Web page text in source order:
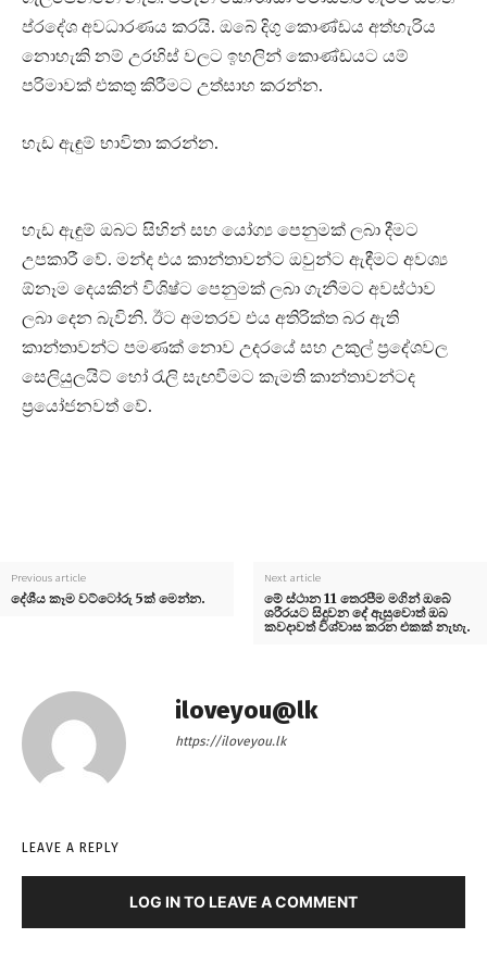
ප්රදේශ අවධාරණය කරයි. ඔබේ දිගු කොණ්ඩය අත්හැරිය
නොහැකි නම් උරහිස් වලට ඉහලින් කොණ්ඩයට යම්
පරිමාවක් එකතු කිරීමට උත්සාහ කරන්න.
හැඩ ඇඳුම් භාවිතා කරන්න.
හැඩ ඇඳුම් ඔබට සිහින් සහ යෝග්‍ය පෙනුමක් ලබා දීමට
උපකාරී වේ. මන්ද එය කාන්තාවන්ට ඔවුන්ට ඇඳීමට අවශ්‍ය
ඕනෑම දෙයකින් විශිෂ්ට පෙනුමක් ලබා ගැනීමට අවස්ථාව
ලබා දෙන බැවිනි. ඊට අමතරව එය අතිරික්ත බර ඇති
කාන්තාවන්ට පමණක් නොව උදරයේ සහ උකුල් ප්‍රදේශවල
සෙලියුලයිට් හෝ රැලි සැඟවීමට කැමති කාන්තාවන්ටද
ප්‍රයෝජනවත් වේ.
Previous article
දේශීය කෑම වට්ටෝරු 5ක් මෙන්න.
Next article
මේ ස්ථාන 11 තෙරපීම මගින් ඔබේ
ශරීරයට සිදුවන දේ ඇසුවොත් ඔබ
කවදාවත් විශ්වාස කරන එකක් නැහැ.
iloveyou@lk
https://iloveyou.lk
LEAVE A REPLY
LOG IN TO LEAVE A COMMENT